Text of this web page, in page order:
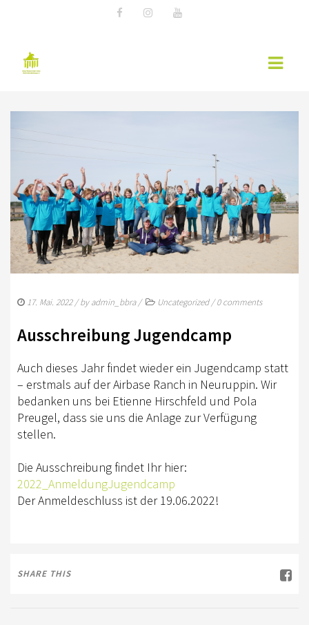
TERMINE
KURSÜBERSICHT 2026 – EWU BERLIN-
BRANDENBURG
WESTERNREITER ONLINE
TURNIERSPORT
KADER
JUGENDKADER
ERWACHSENENKADER
JUNGPFERDEPROGRAMM
GERMAN OPEN
TURNIERFACHLEUTE
17. Mai. 2022/ byadmin_bbra/ Uncategorized/0 comments
Ausschreibung Jugendcamp
Auch dieses Jahr findet wieder ein Jugendcamp statt
– erstmals auf der Airbase Ranch in Neuruppin. Wir
bedanken uns bei Etienne Hirschfeld und Pola
Preugel, dass sie uns die Anlage zur Verfügung
stellen.
Die Ausschreibung findet Ihr hier:
2022_AnmeldungJugendcamp
Der Anmeldeschluss ist der 19.06.2022!
SHARE THIS